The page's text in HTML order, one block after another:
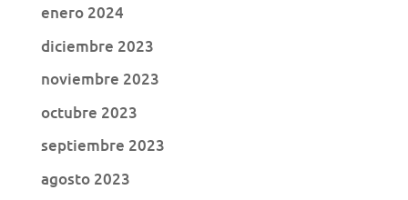
enero 2024
diciembre 2023
noviembre 2023
octubre 2023
septiembre 2023
agosto 2023